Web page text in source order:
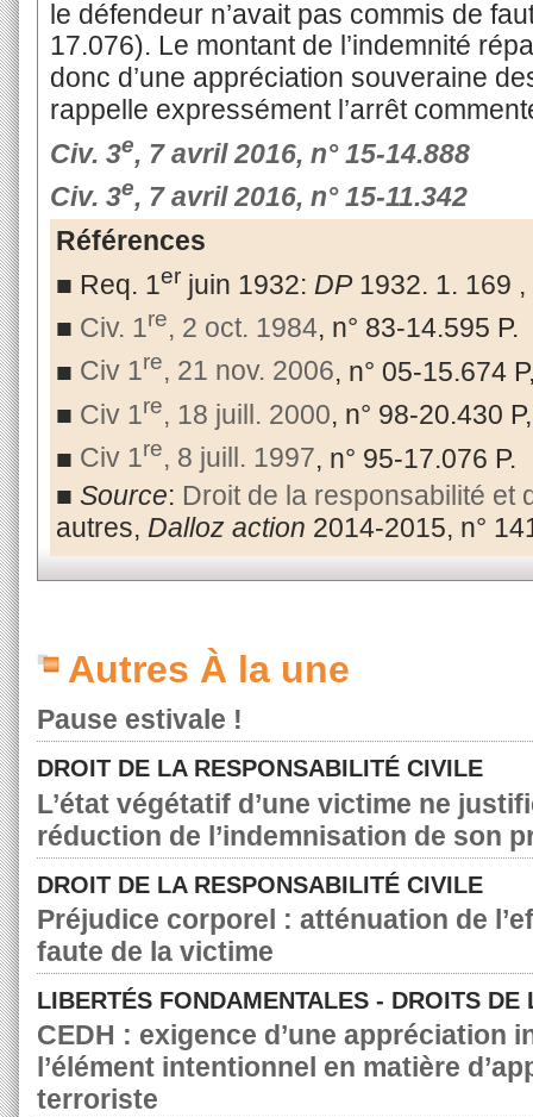
le défendeur n’avait pas commis de
17.076). Le montant de l’indemnité
donc d’une appréciation souveraine
rappelle expressément l’arrêt
Civ. 3e, 7 avril 2016, n° 15-14.888
Civ. 3e, 7 avril 2016, n° 15-11.342
Références
■ Req. 1erjuin 1932: DP 1932. 1. 169
■ Civ. 1re, 2 oct. 1984, n° 83-14.595 P.
■ Civ 1re, 21 nov. 2006, n° 05-15.674
■ Civ 1re, 18 juill. 2000, n° 98-20.430
■ Civ 1re, 8 juill. 1997 , n° 95-17.076 P.
■ Source: Droit de la responsabilité et
autres, Dalloz action 2014-2015, n°
Autres À la une
Pause estivale !
DROIT DE LA RESPONSABILITÉ CIVILE
L’état végétatif d’une victime ne
réduction de l’indemnisation de son
DROIT DE LA RESPONSABILITÉ CIVILE
Préjudice corporel : atténuation de
faute de la victime
LIBERTÉS FONDAMENTALES - DROITS DE
CEDH : exigence d’une appréciation
l’élément intentionnel en matière
terroriste